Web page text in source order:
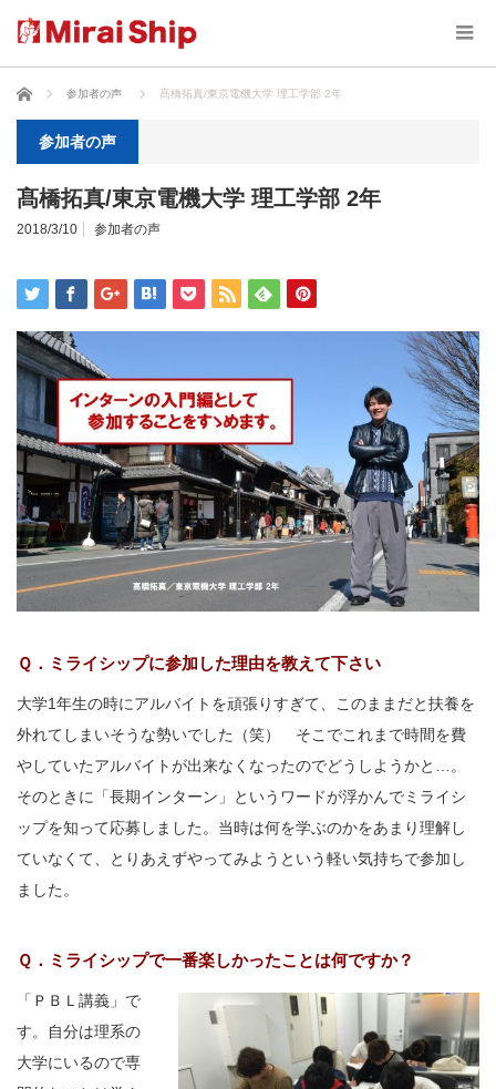
ホーム 参加者の声 髙橋拓真/東京電機大学 理工学部 2年
参加者の声
髙橋拓真/東京電機大学 理工学部 2年
2018/3/10 参加者の声
Ｑ．ミライシップに参加した理由を教えて下さい
大学1年生の時にアルバイトを頑張りすぎて、このままだと扶養を
外れてしまいそうな勢いでした（笑） そこでこれまで時間を費
やしていたアルバイトが出来なくなったのでどうしようかと…。
そのときに「長期インターン」というワードが浮かんでミライシ
ップを知って応募しました。当時は何を学ぶのかをあまり理解し
ていなくて、とりあえずやってみようという軽い気持ちで参加し
ました。
Ｑ．ミライシップで一番楽しかったことは何ですか？
「ＰＢＬ講義」で
す。自分は理系の
大学にいるので専